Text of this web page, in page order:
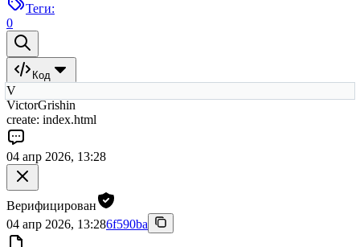
Теги:
0
Код
V
VictorGrishin
create: index.html
04 апр 2026, 13:28
Верифицирован
04 апр 2026, 13:286f590ba